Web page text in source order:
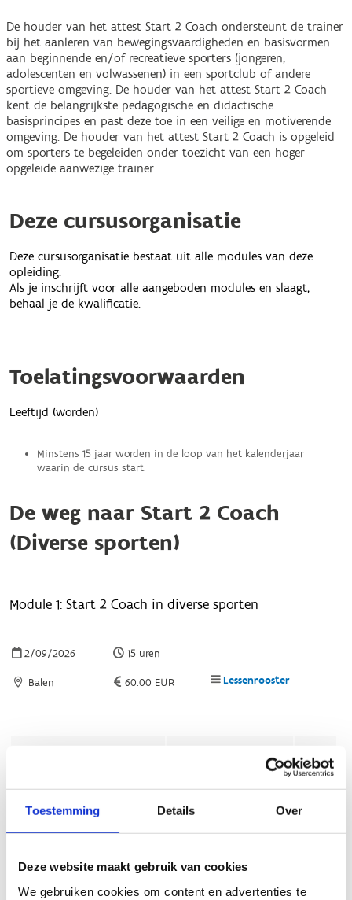
Toestemming Details Over
Deze website maakt gebruik van cookies
We gebruiken cookies om content en advertenties te